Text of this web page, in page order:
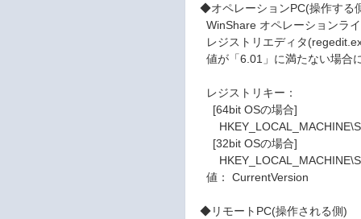
◆オペレーションPC(操作する
WinShare オペレーションラ
レジストリエディタ
値が「6.01」に満たない場合
レジストリキー：
[64bit OSの場合]
[32bit OSの場合]
値： CurrentVersion
◆リモートPC(操作される側)